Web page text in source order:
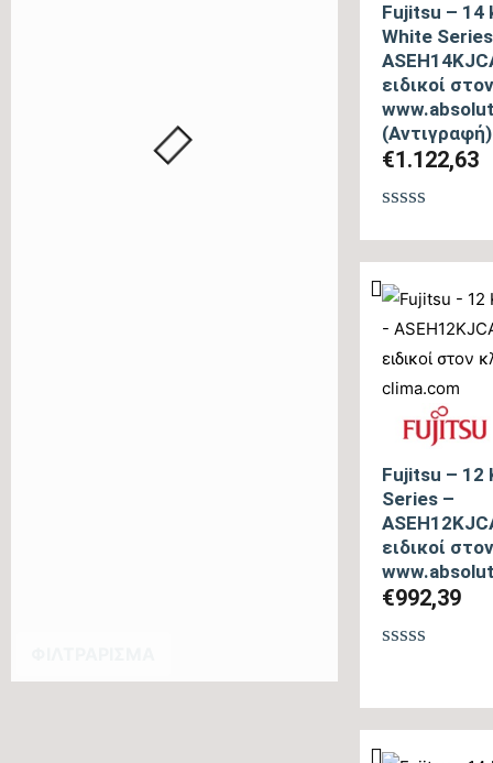
Fujitsu – 14
White
ειδικοί
(Αντιγραφή)
€1.122,63
0
από
Fujitsu – 12
Series –
ειδικοί
€992,39
0
από
5